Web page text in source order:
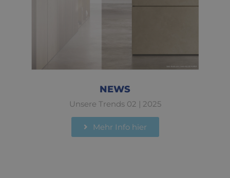
NEWS
Unsere Trends 02 | 2025
Mehr Info hier